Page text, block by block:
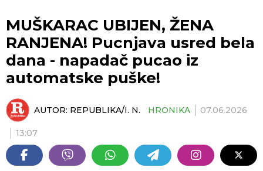
MUŠKARAC UBIJEN, ŽENA
RANJENA! Pucnjava usred bela
dana - napadač pucao iz
automatske puške!
AUTOR: REPUBLIKA/I. N. HRONIKA 07.06.2026
13:07